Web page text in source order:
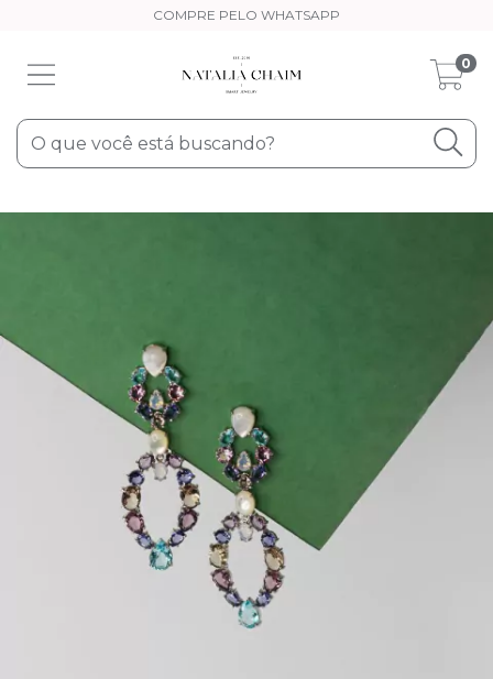
COMPRE PELO WHATSAPP
0